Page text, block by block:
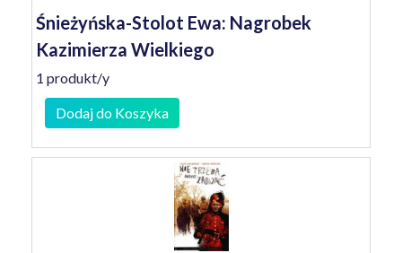
Śnieżyńska-Stolot Ewa: Nagrobek
Kazimierza Wielkiego
1 produkt/y
Dodaj do Koszyka